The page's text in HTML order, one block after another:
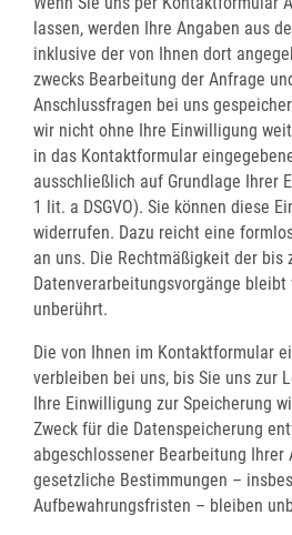
lassen, werden Ihre Angaben aus
inklusive der von Ihnen dort
zwecks Bearbeitung der Anfrage
Anschlussfragen bei uns
wir nicht ohne Ihre Einwilligung
in das Kontaktformular
ausschließlich auf Grundlage Ihrer
1 lit. a DSGVO). Sie können diese
widerrufen. Dazu reicht eine
an uns. Die Rechtmäßigkeit der bis
Datenverarbeitungsvorgänge bleibt
unberührt.
Die von Ihnen im Kontaktformular
verbleiben bei uns, bis Sie uns zur
Ihre Einwilligung zur Speicherung
Zweck für die Datenspeicherung
abgeschlossener Bearbeitung Ihrer
gesetzliche Bestimmungen –
Aufbewahrungsfristen – bleiben